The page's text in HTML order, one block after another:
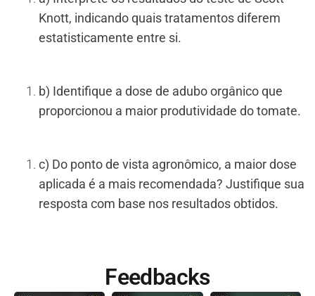
Knott, indicando quais tratamentos diferem
estatisticamente entre si.
b) Identifique a dose de adubo orgânico que
proporcionou a maior produtividade do tomate.
c) Do ponto de vista agronômico, a maior dose
aplicada é a mais recomendada? Justifique sua
resposta com base nos resultados obtidos.
Feedbacks